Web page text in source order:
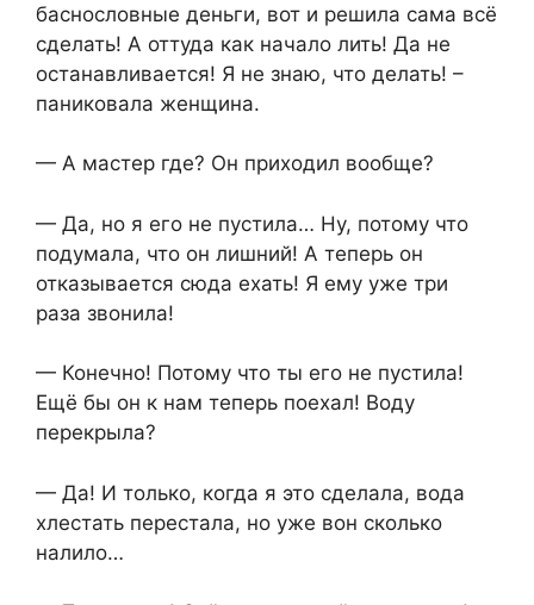
баснословные деньги, вот и решила сама всё
сделать! А оттуда как начало лить! Да не
останавливается! Я не знаю, что делать! –
паниковала женщина.
— А мастер где? Он приходил вообще?
— Да, но я его не пустила… Ну, потому что
подумала, что он лишний! А теперь он
отказывается сюда ехать! Я ему уже три
раза звонила!
— Конечно! Потому что ты его не пустила!
Ещё бы он к нам теперь поехал! Воду
перекрыла?
— Да! И только, когда я это сделала, вода
хлестать перестала, но уже вон сколько
налило…